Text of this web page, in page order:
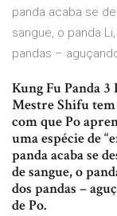
panda acaba se
sangue, o panda
pandas –
Kung Fu Panda 3
Mestre Shifu
com que Po
uma espécie de
panda acaba se
de sangue, o
dos pandas –
de Po.